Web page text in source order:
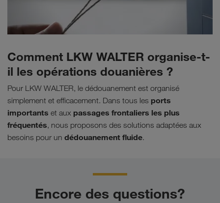
Comment LKW WALTER organise-t-
il les opérations douanières ?
Pour LKW WALTER, le dédouanement est organisé
simplement et efficacement. Dans tous les ports
importants et aux passages frontaliers les plus
fréquentés, nous proposons des solutions adaptées aux
besoins pour un dédouanement fluide.
Encore des questions?